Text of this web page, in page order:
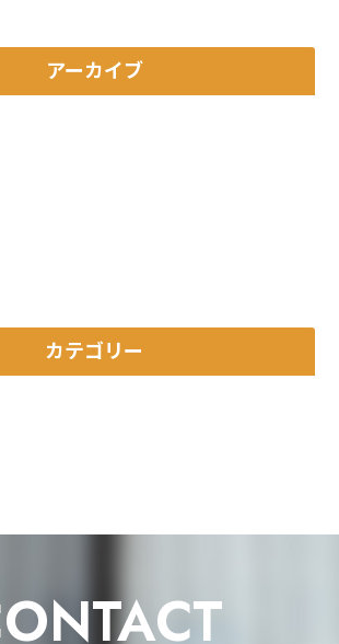
アーカイブ
カテゴリー